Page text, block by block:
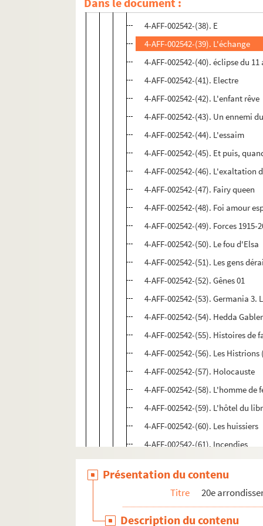
4-AFF-002542-(37). Du matin à
4-AFF-002542-(38). E
4-AFF-002542-(39). L'échange
4-AFF-002542-(40). éclipse du
4-AFF-002542-(41). Electre
4-AFF-002542-(42). L'enfant rêve
4-AFF-002542-(43). Un ennemi
4-AFF-002542-(44). L'essaim
4-AFF-002542-(45). Et puis,
4-AFF-002542-(46). L'exaltation
4-AFF-002542-(47). Fairy queen
4-AFF-002542-(48). Foi amour
4-AFF-002542-(49). Forces 1915-
4-AFF-002542-(50). Le fou d'Elsa
4-AFF-002542-(51). Les gens
4-AFF-002542-(52). Gênes 01
4-AFF-002542-(53). Germania
4-AFF-002542-(54). Hedda Gabler
4-AFF-002542-(55). Histoires de
4-AFF-002542-(56). Les
4-AFF-002542-(57). Holocauste
4-AFF-002542-(58). L'homme de
4-AFF-002542-(59). L'hôtel du
4-AFF-002542-(60). Les huissiers
4-AFF-002542-(61). Incendies
4-AFF-002542-(63). Jeanne
4-AFF-002542-(64). Juste la fin
4-AFF-002542-(65). Katarakt
Présentation du contenu
Titre 20e
Description du contenu